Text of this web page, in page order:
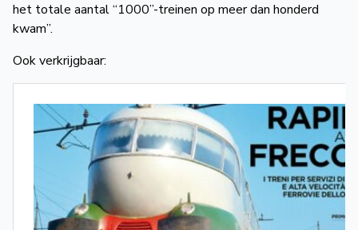
het totale aantal “1000”-treinen op meer dan honderd
kwam”.
Ook verkrijgbaar: